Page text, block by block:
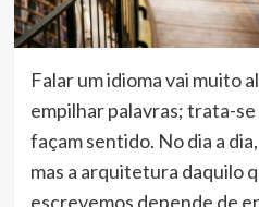
Falar um idioma vai muito
empilhar palavras; trata-
façam sentido. No dia a
mas a arquitetura daquilo
escrevemos depende de